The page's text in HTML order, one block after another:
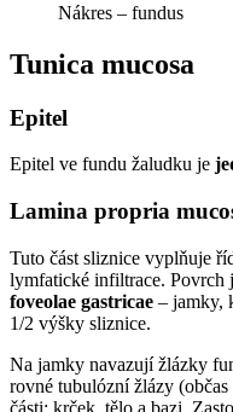
Nákres – fundus
Tunica mucosa
Epitel
Epitel ve fundu žaludku je
Lamina propria
Tuto část sliznice vyplňuje
lymfatické infiltrace. Povrch
foveolae gastricae – jamky,
1/2 výšky sliznice.
Na jamky navazují žlázky
rovné tubulózní žlázy
části: krček, tělo a bazi.